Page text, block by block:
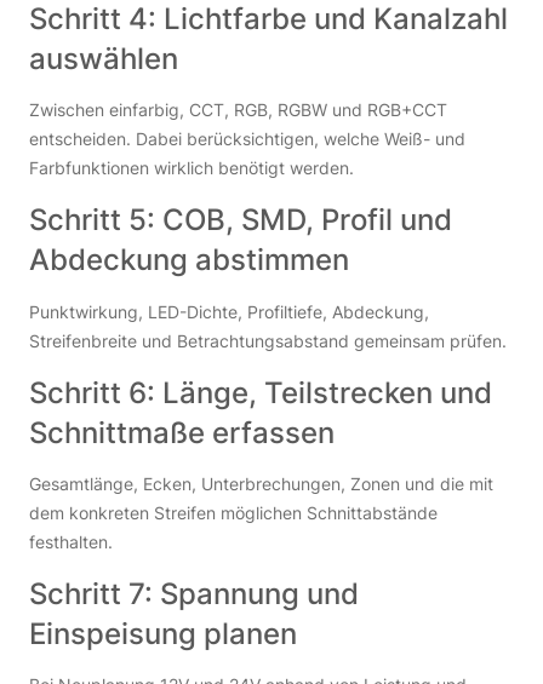
Schritt 4: Lichtfarbe und Kanalzahl
auswählen
Zwischen einfarbig, CCT, RGB, RGBW und RGB+CCT
entscheiden. Dabei berücksichtigen, welche Weiß- und
Farbfunktionen wirklich benötigt werden.
Schritt 5: COB, SMD, Profil und
Abdeckung abstimmen
Punktwirkung, LED-Dichte, Profiltiefe, Abdeckung,
Streifenbreite und Betrachtungsabstand gemeinsam prüfen.
Schritt 6: Länge, Teilstrecken und
Schnittmaße erfassen
Gesamtlänge, Ecken, Unterbrechungen, Zonen und die mit
dem konkreten Streifen möglichen Schnittabstände
festhalten.
Schritt 7: Spannung und
Einspeisung planen